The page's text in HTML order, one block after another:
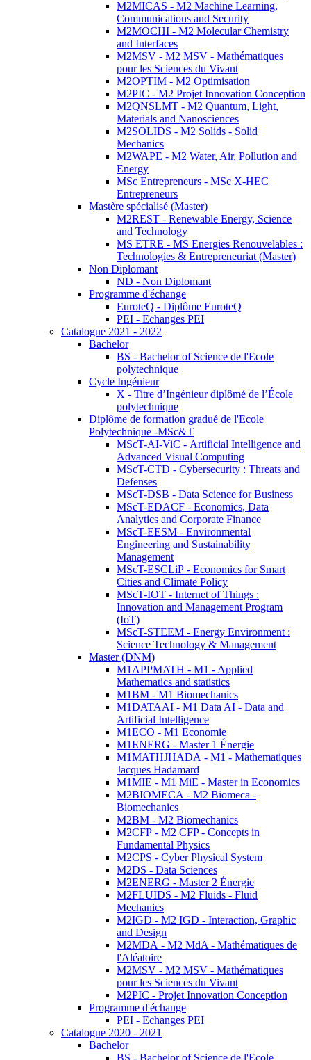
M2MICAS - M2 Machine Learning,
Communications and Security
M2MOCHI - M2 Molecular Chemistry
and Interfaces
M2MSV - M2 MSV - Mathématiques
pour les Sciences du Vivant
M2OPTIM - M2 Optimisation
M2PIC - M2 Projet Innovation Conception
M2QNSLMT - M2 Quantum, Light,
Materials and Nanosciences
M2SOLIDS - M2 Solids - Solid
Mechanics
M2WAPE - M2 Water, Air, Pollution and
Energy
MSc Entrepreneurs - MSc X-HEC
Entrepreneurs
Mastère spécialisé (Master)
M2REST - Renewable Energy, Science
and Technology
MS ETRE - MS Energies Renouvelables :
Technologies & Entrepreneuriat (Master)
Non Diplomant
ND - Non Diplomant
Programme d'échange
EuroteQ - Diplôme EuroteQ
PEI - Echanges PEI
Catalogue 2021 - 2022
Bachelor
BS - Bachelor of Science de l'Ecole
polytechnique
Cycle Ingénieur
X - Titre d’Ingénieur diplômé de l’École
polytechnique
Diplôme de formation gradué de l'Ecole
Polytechnique -MSc&T
MScT-AI-ViC - Artificial Intelligence and
Advanced Visual Computing
MScT-CTD - Cybersecurity : Threats and
Defenses
MScT-DSB - Data Science for Business
MScT-EDACF - Economics, Data
Analytics and Corporate Finance
MScT-EESM - Environmental
Engineering and Sustainability
Management
MScT-ESCLiP - Economics for Smart
Cities and Climate Policy
MScT-IOT - Internet of Things :
Innovation and Management Program
(IoT)
MScT-STEEM - Energy Environment :
Science Technology & Management
Master (DNM)
M1APPMATH - M1 - Applied
Mathematics and statistics
M1BM - M1 Biomechanics
M1DATAAI - M1 Data AI - Data and
Artificial Intelligence
M1ECO - M1 Economie
M1ENERG - Master 1 Énergie
M1MATHJHADA - M1 - Mathematiques
Jacques Hadamard
M1MIE - M1 MiE - Master in Economics
M2BIOMECA - M2 Biomeca -
Biomechanics
M2BM - M2 Biomechanics
M2CFP - M2 CFP - Concepts in
Fundamental Physics
M2CPS - Cyber Physical System
M2DS - Data Sciences
M2ENERG - Master 2 Énergie
M2FLUIDS - M2 Fluids - Fluid
Mechanics
M2IGD - M2 IGD - Interaction, Graphic
and Design
M2MDA - M2 MdA - Mathématiques de
l'Aléatoire
M2MSV - M2 MSV - Mathématiques
pour les Sciences du Vivant
M2PIC - Projet Innovation Conception
Programme d'échange
PEI - Echanges PEI
Catalogue 2020 - 2021
Bachelor
BS - Bachelor of Science de l'Ecole